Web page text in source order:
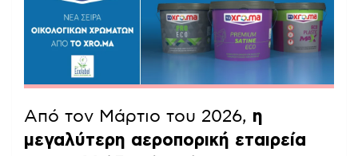
Από τον Μάρτιο του 2026, η
μεγαλύτερη αεροπορική εταιρεία